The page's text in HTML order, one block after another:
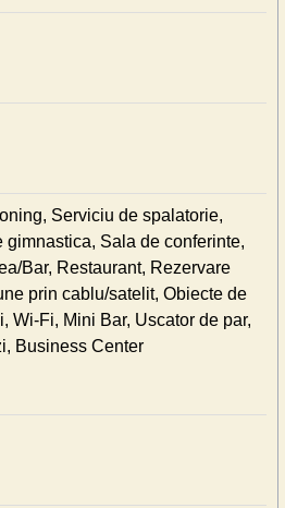
Serviciu de spalatorie,
gimnastica, Sala de conferinte,
Bar, Restaurant, Rezervare
prin cablu/satelit, Obiecte de
Wi-Fi, Mini Bar, Uscator de par,
Business Center